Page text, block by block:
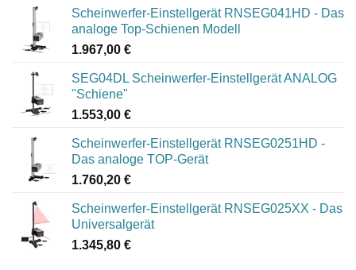
Scheinwerfer-Einstellgerät RNSEG041HD - Das
analoge Top-Schienen Modell
1.967,00 €
SEG04DL Scheinwerfer-Einstellgerät ANALOG
"Schiene"
1.553,00 €
Scheinwerfer-Einstellgerät RNSEG0251HD -
Das analoge TOP-Gerät
1.760,20 €
Scheinwerfer-Einstellgerät RNSEG025XX - Das
Universalgerät
1.345,80 €